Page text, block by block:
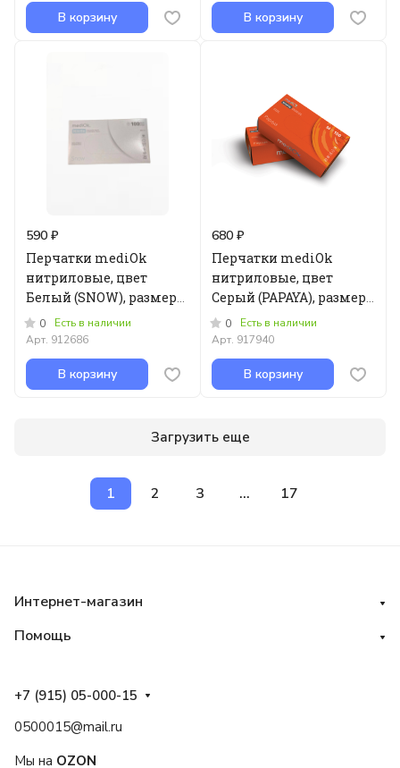
В корзину В корзину
590 ₽
Перчатки mediOk
нитриловые, цвет
Белый (SNOW), размер
M 0
Есть в наличии
Арт. 912686
В корзину
680 ₽
Перчатки mediOk
нитриловые, цвет
Серый (PAPAYA), размер
XS0
Есть в наличии
Арт. 917940
В корзину
Загрузить еще
1 2 3 ... 17
Интернет-магазин
Помощь
+7 (915) 05-000-15
0500015@mail.ru
Мы на OZON